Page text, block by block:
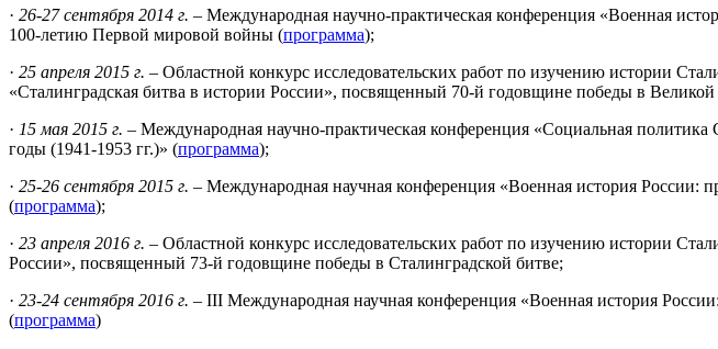
· 26-27 сентября 2014 г. – Международная научно-практическая конференция «Военная
100-летию Первой мировой войны (программа);
· 25 апреля 2015 г. – Областной конкурс исследовательских работ по изучению истории
«Сталинградская битва в истории России», посвященный 70-й годовщине победы в
· 15 мая 2015 г. – Международная научно-практическая конференция «Социальная политика
годы (1941-1953 гг.)» (программа);
· 25-26 сентября 2015 г. – Международная научная конференция «Военная история
(программа);
· 23 апреля 2016 г. – Областной конкурс исследовательских работ по изучению истории
России», посвященный 73-й годовщине победы в Сталинградской битве;
· 23-24 сентября 2016 г. – III Международная научная конференция «Военная история
(программа)